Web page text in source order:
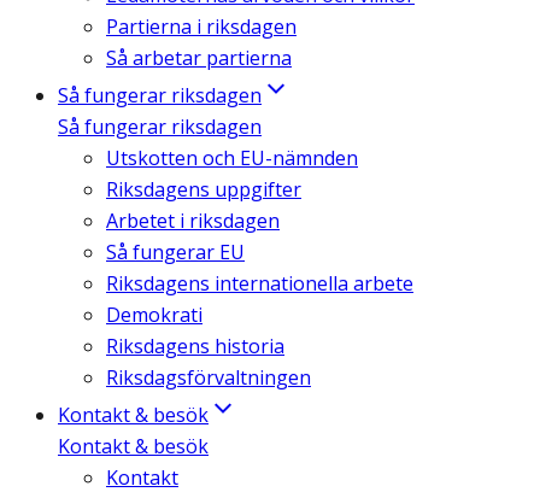
Partierna i riksdagen
Så arbetar partierna
Så fungerar riksdagen
Så fungerar riksdagen
Utskotten och EU-nämnden
Riksdagens uppgifter
Arbetet i riksdagen
Så fungerar EU
Riksdagens internationella arbete
Demokrati
Riksdagens historia
Riksdagsförvaltningen
Kontakt & besök
Kontakt & besök
Kontakt